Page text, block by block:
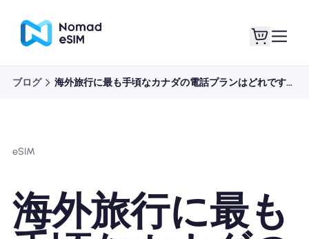
ショッププラン
ブログ 海外旅行に最も手頃なカナダの電話プランはどれですか?
eSIM
海外旅行に最も